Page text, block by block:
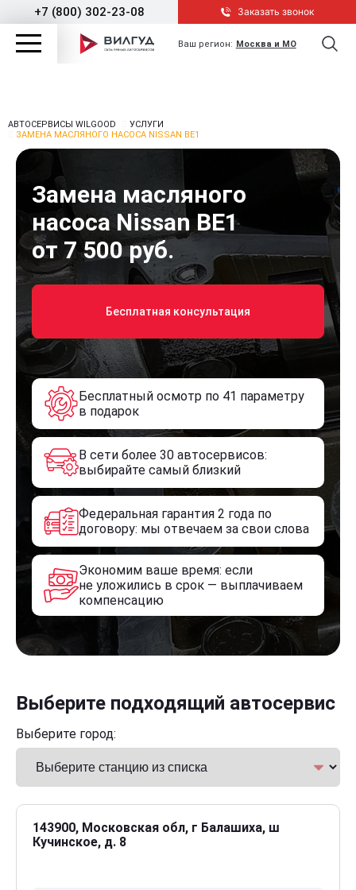
+7 (800) 302-23-08 Заказать звонок
Ваш регион: Москва и МО
АВТОСЕРВИСЫ WILGOOD
УСЛУГИ
ЗАМЕНА МАСЛЯНОГО НАСОСА NISSAN BE1
Замена масляного
насоса Nissan BE1
от 7 500 руб.
Бесплатная консультация
Бесплатный осмотр по 41 параметру
в подарок
В сети более 30 автосервисов:
выбирайте самый близкий
Федеральная гарантия 2 года по
договору: мы отвечаем за свои слова
Экономим ваше время: если
не уложились в срок — выплачиваем
компенсацию
Выберите подходящий автосервис
Выберите город:
143900, Московская обл, г Балашиха, ш
Кучинское, д. 8